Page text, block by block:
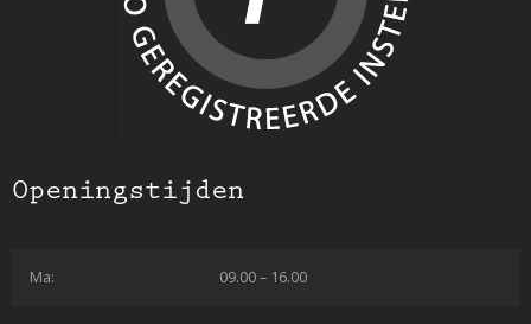
Openingstijden
Ma: 09.00 – 16.00